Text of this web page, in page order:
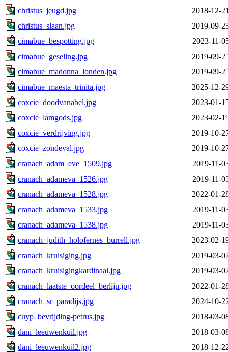
christus_jeugd.jpg
2018-12-
christus_slaan.jpg
2019-09-
cimabue_bespotting.jpg
2023-11-
cimabue_geseling.jpg
2019-09-
cimabue_madonna_londen.jpg
2019-09-
cimabue_maesta_trinita.jpg
2025-12-
coxcie_doodvanabel.jpg
2023-01-
coxcie_lamgods.jpg
2023-02-
coxcie_verdrijving.jpg
2019-10-
coxcie_zondeval.jpg
2019-10-
cranach_adam_eve_1509.jpg
2019-11-
cranach_adameva_1526.jpg
2019-11-
cranach_adameva_1528.jpg
2022-01-
cranach_adameva_1533.jpg
2019-11-
cranach_adameva_1538.jpg
2019-11-
cranach_judith_holofernes_burrell.jpg
2023-02-
cranach_kruisiging.jpg
2019-03-
cranach_kruisigingkardinaal.jpg
2019-03-
cranach_laatste_oordeel_berlijn.jpg
2022-01-
cranach_sr_paradijs.jpg
2024-10-
cuyp_bevrijding-petrus.jpg
2018-03-
dani_leeuwenkuil.jpg
2018-03-
dani_leeuwenkuil2.jpg
2018-12-